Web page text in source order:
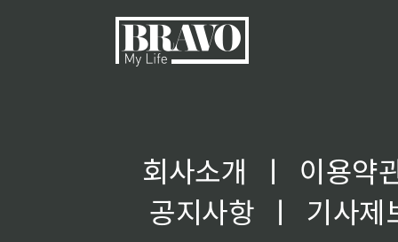
회사소개 ㅣ
이용약
공지사항
ㅣ
기사제